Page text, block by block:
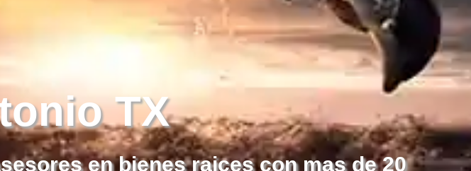
TX
en bienes raices con mas de 20